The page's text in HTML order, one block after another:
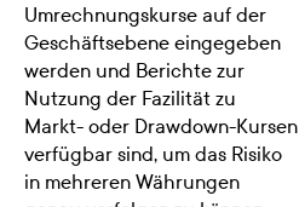
Umrechnungskurse auf der
Geschäftsebene eingegeben
werden und Berichte zur
Nutzung der Fazilität zu
Markt- oder Drawdown-Kursen
verfügbar sind, um das Risiko
in mehreren Währungen